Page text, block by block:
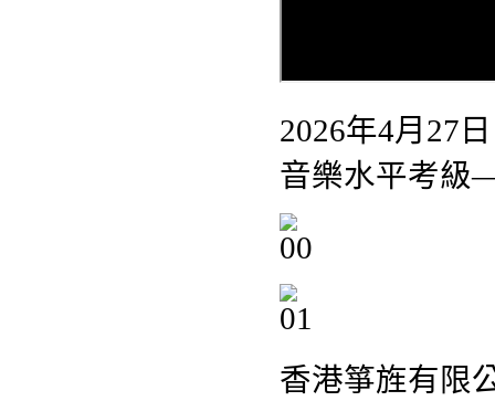
2026年4月27
音樂水平考級
香港箏旌有限